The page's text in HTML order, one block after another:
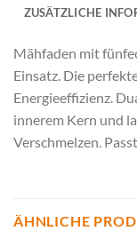
ZUSÄTZLICHE
Mähfaden mit
Einsatz. Die
Energieeffizienz.
innerem Kern und
Verschmelzen.
ÄHNLICHE